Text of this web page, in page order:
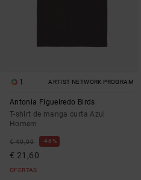
1 ARTIST NETWORK PROGRAM
Antonia Figueiredo Birds
T-shirt de manga curta Azul
Homem
€ 40,00 46%
€ 21,60
OFERTAS